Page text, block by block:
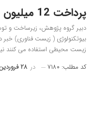
پرداخت 12 میلیون به پایان نامه های مقطع دکتری در حوزه بیوتکنولوژی و زیست فناوری
بیوتکنولوژی ( زیست فناوری) خبر
زیست محیطی استفاده می کنند
کد مطلب: ۷۱۸۰ در ۲۸ فروردین ۱۳۹۶